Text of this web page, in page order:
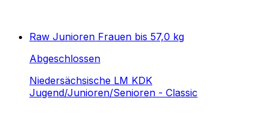
Raw Junioren Frauen bis 57,0 kg
Abgeschlossen
Niedersächsische LM KDK
Jugend/Junioren/Senioren - Classic